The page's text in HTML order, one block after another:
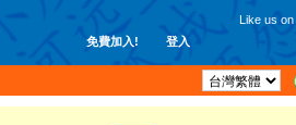
免費加入! 登入
Like us on